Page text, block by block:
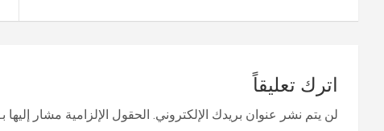
اترك تعليقاً
لن يتم نشر عنوان بريدك الإلكتروني. الحقول الإلزامية مشار إليها